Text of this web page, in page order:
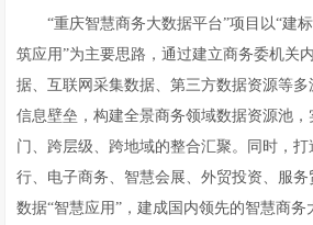
“重庆智慧商务大数据平台”项目以“建
筑应用”为主要思路，通过建立商务委机关
据、互联网采集数据、第三方数据资源等
信息壁垒，构建全景商务领域数据资源池
门、跨层级、跨地域的整合汇聚。同时，
行、电子商务、智慧会展、外贸投资、服
数据“智慧应用”，建成国内领先的智慧商